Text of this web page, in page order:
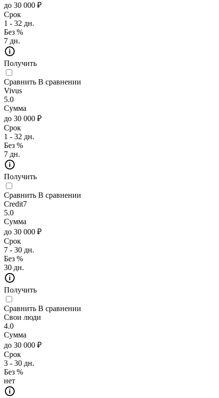
до 30 000 ₽
Срок
1 - 32 дн.
Без %
7 дн.
Получить
Сравнить В сравнении
Vivus
5.0
Сумма
до 30 000 ₽
Срок
1 - 32 дн.
Без %
7 дн.
Получить
Сравнить В сравнении
Credit7
5.0
Сумма
до 30 000 ₽
Срок
7 - 30 дн.
Без %
30 дн.
Получить
Сравнить В сравнении
Свои люди
4.0
Сумма
до 30 000 ₽
Срок
3 - 30 дн.
Без %
нет